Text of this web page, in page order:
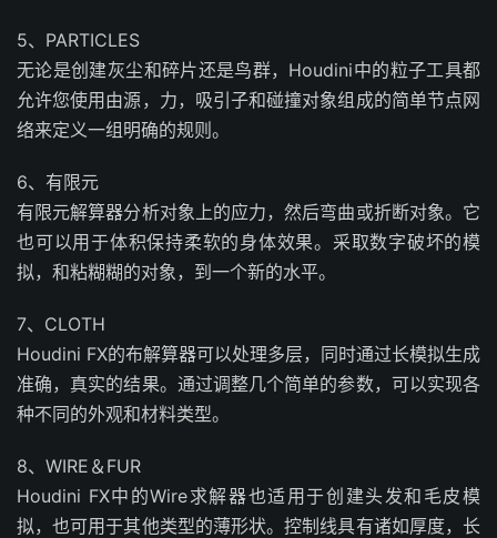
5、PARTICLES
无论是创建灰尘和碎片还是鸟群，Houdini中的粒子工具都
允许您使用由源，力，吸引子和碰撞对象组成的简单节点网
络来定义一组明确的规则。
6、有限元
有限元解算器分析对象上的应力，然后弯曲或折断对象。它
也可以用于体积保持柔软的身体效果。采取数字破坏的模
拟，和粘糊糊的对象，到一个新的水平。
7、CLOTH
Houdini FX的布解算器可以处理多层，同时通过长模拟生成
准确，真实的结果。通过调整几个简单的参数，可以实现各
种不同的外观和材料类型。
8、WIRE＆FUR
Houdini FX中的Wire求解器也适用于创建头发和毛皮模
拟，也可用于其他类型的薄形状。控制线具有诸如厚度，长